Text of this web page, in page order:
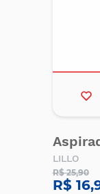
LILLO
R$ 25,90
R$